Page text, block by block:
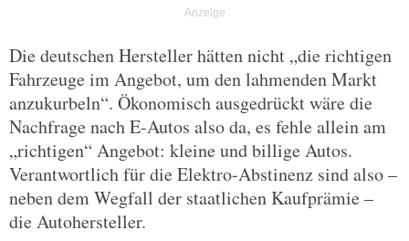
Die deutschen Hersteller hätten nicht „die richtigen
Fahrzeuge im Angebot, um den lahmenden Markt
anzukurbeln“. Ökonomisch ausgedrückt wäre die
Nachfrage nach E-Autos also da, es fehle allein am
„richtigen“ Angebot: kleine und billige Autos.
Verantwortlich für die Elektro-Abstinenz sind also –
neben dem Wegfall der staatlichen Kaufprämie –
die Autohersteller.